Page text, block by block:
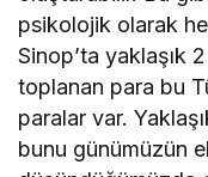
psikolojik olarak
Sinop’ta yaklaşık
toplanan para bu
paralar var.
bunu günümüzün